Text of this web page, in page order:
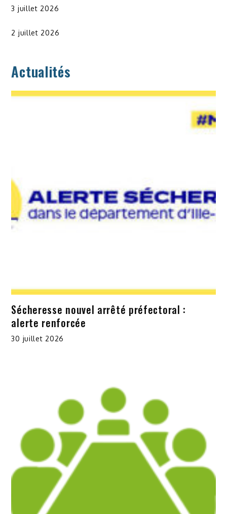
3 juillet 2026
2 juillet 2026
Actualités
Sécheresse nouvel arrêté préfectoral :
alerte renforcée
30 juillet 2026